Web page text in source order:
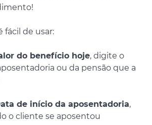
fácil de usar:
do benefício hoje, digite o
ou da pensão que a
de início da aposentadoria,
o cliente se aposentou